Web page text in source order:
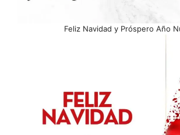
Feliz Navidad y Próspero Año